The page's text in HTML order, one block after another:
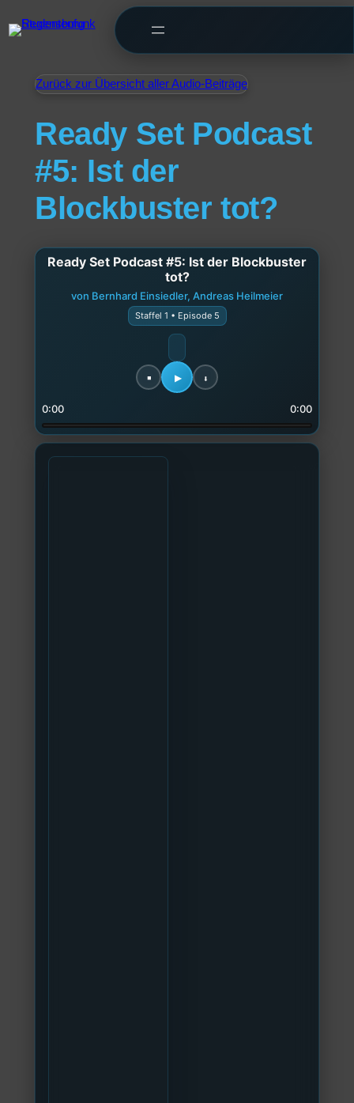
Zurück zur Übersicht aller Audio-Beiträge
Ready Set Podcast
#5: Ist der
Blockbuster tot?
Ready Set Podcast #5: Ist der Blockbuster
tot?
von Bernhard Einsiedler, Andreas Heilmeier
Staffel 1 • Episode 5
0:00 0:00